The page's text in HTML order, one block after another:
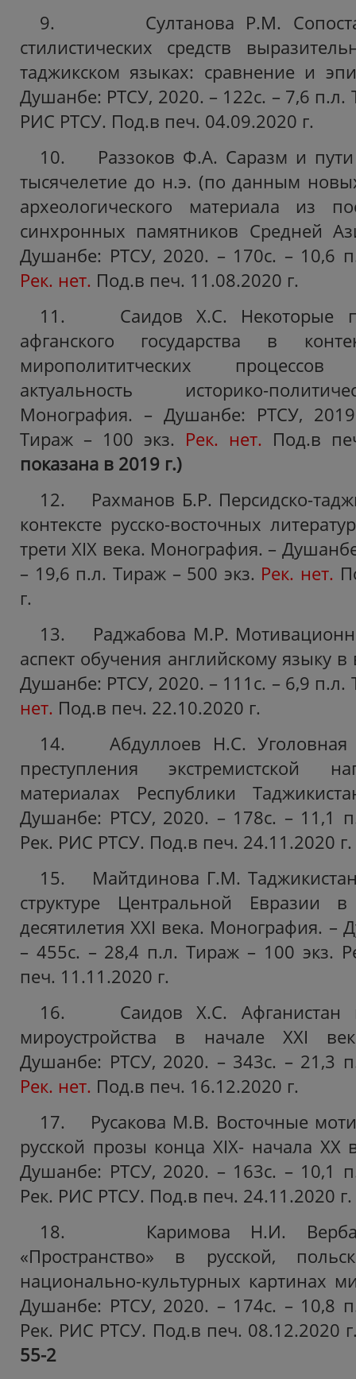
9. Султанова Р.М.
стилистических средств
таджикском языках: сравнение и
Душанбе: РТСУ, 2020. – 122с. – 7,6 п.л.
РИС РТСУ. Под.в печ. 04.09.2020 г.
10. Раззоков Ф.А. Саразм и пути
тысячелетие до н.э. (по данным
археологического материала из
синхронных памятников Средней
Душанбе: РТСУ, 2020. – 170с. – 10,6
Рек. нет. Под.в печ. 11.08.2020 г.
11. Саидов Х.С. Некоторые
афганского государства в
мирополититческих
актуальность историко-
Монография. – Душанбе: РТСУ,
Тираж – 100 экз. Рек. нет. Под.в
показана в 2019 г.)
12. Рахманов Б.Р. Персидско-
контексте русско-восточных
трети ХIХ века. Монография. –
– 19,6 п.л. Тираж – 500 экз. Рек. нет.
г.
13. Раджабова М.Р.
аспект обучения английскому языку
Душанбе: РТСУ, 2020. – 111с. – 6,9 п.л.
нет. Под.в печ. 22.10.2020 г.
14. Абдуллоев Н.С. Уголовная
преступления экстремистской
материалах Республики
Душанбе: РТСУ, 2020. – 178с. – 11,1
Рек. РИС РТСУ. Под.в печ. 24.11.2020 г.
15. Майтдинова Г.М. Таджикистан
структуре Центральной Евразии
десятилетия ХХI века. Монография. –
– 455с. – 28,4 п.л. Тираж – 100 экз.
печ. 11.11.2020 г.
16. Саидов Х.С. Афганистан
мироустройства в начале ХХI
Душанбе: РТСУ, 2020. – 343с. – 21,3
Рек. нет. Под.в печ. 16.12.2020 г.
17. Русакова М.В. Восточные
русской прозы конца ХIХ- начала ХХ
Душанбе: РТСУ, 2020. – 163с. – 10,1
Рек. РИС РТСУ. Под.в печ. 24.11.2020 г.
18. Каримова Н.И.
«Пространство» в русской,
национально-культурных картинах
Душанбе: РТСУ, 2020. – 174с. – 10,8
Рек. РИС РТСУ. Под.в печ. 08.12.2020
55-2